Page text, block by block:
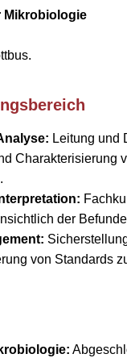
Mikrobiologie
Leitung und
Charakterisierung
der
von Standards